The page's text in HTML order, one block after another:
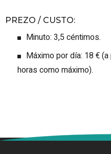
PREZO / CUSTO:
Minuto: 3,5 céntimos.
Máximo por día: 18 €
horas como máximo).